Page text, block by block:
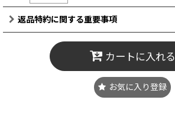
返品特約に関する重要事項
カートに入れる
お気に入り登録